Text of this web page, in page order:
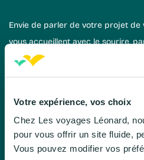
Votre expérience, vos choix
Chez Les voyages Léonard, nous utilisons des cookies
pour vous offrir un site fluide,
Vous pouvez modifier vos
Envie de parler de votre projet de vive voix ? Nos agences
vous accueillent avec le sourire,
Bruxelles. Nos conseillers
écouter, de comprendre vos
accompagnement humain,
étape. Trouvez l’agence la plus
préparez votre prochaine